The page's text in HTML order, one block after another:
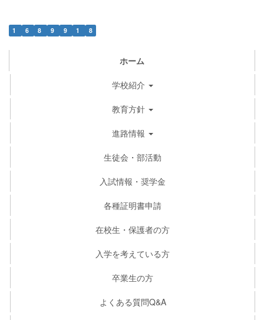
1 6 8 9 9 1 8
ホーム
学校紹介
教育方針
進路情報
生徒会・部活動
入試情報・奨学金
各種証明書申請
在校生・保護者の方
入学を考えている方
卒業生の方
よくある質問Q&A